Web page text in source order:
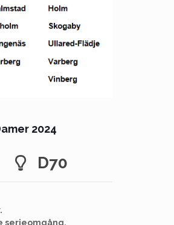
2024
D70
serieomgång.